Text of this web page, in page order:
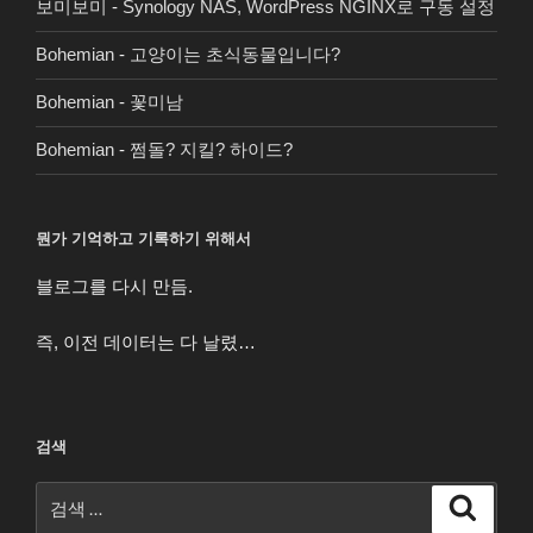
보미보미 - Synology NAS, WordPress NGINX로 구동 설정
Bohemian - 고양이는 초식동물입니다?
Bohemian - 꽃미남
Bohemian - 쩜돌? 지킬? 하이드?
뭔가 기억하고 기록하기 위해서
블로그를 다시 만듬.
즉, 이전 데이터는 다 날렸…
검색
색: